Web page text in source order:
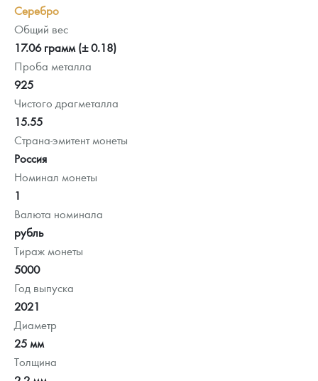
Серебро
Общий вес
17.06 грамм (± 0.18)
Проба металла
925
Чистого драгметалла
15.55
Страна-эмитент монеты
Россия
Номинал монеты
1
Валюта номинала
рубль
Тираж монеты
5000
Год выпуска
2021
Диаметр
25 мм
Толщина